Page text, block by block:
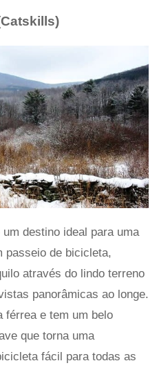
destino ideal para uma
passeio de bicicleta,
através do lindo terreno
panorâmicas ao longe.
férrea e tem um belo
que torna uma
fácil para todas as